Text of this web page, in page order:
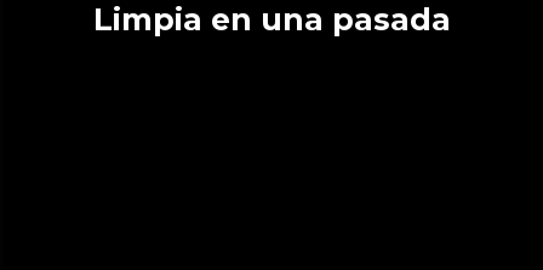
Limpia en una pasada